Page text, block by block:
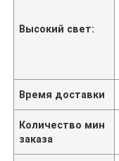
Высокий свет:
Время доставки
Количество мин
заказа